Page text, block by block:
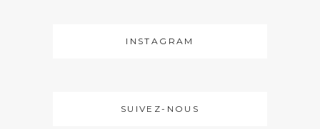
INSTAGRAM
SUIVEZ-NOUS